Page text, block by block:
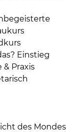
Einstieg
Praxis
des Mondes